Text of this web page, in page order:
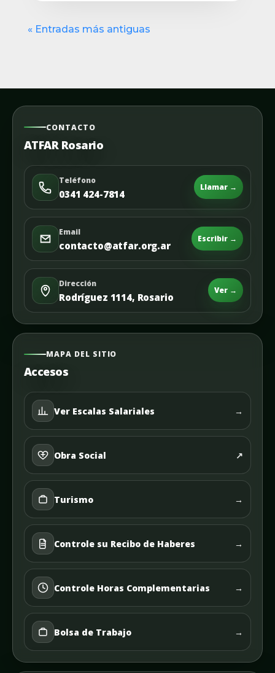
« Entradas más antiguas
CONTACTO
ATFAR Rosario
Teléfono
0341 424-7814
Llamar →
Email
contacto@atfar.org.ar
Escribir →
Dirección
Rodríguez 1114, Rosario
Ver →
MAPA DEL SITIO
Accesos
Ver Escalas Salariales →
Obra Social ↗
Turismo →
Controle su Recibo de Haberes →
Controle Horas Complementarias →
Bolsa de Trabajo →